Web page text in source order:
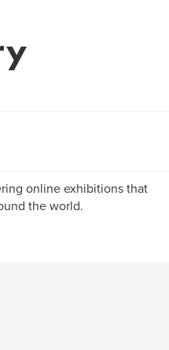
online exhibitions that
the world.